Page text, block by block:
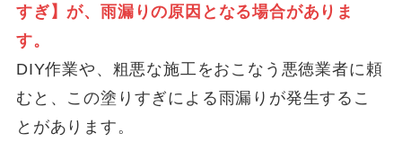
すぎ】が、雨漏りの原因となる場合がありま
す。
DIY作業や、粗悪な施工をおこなう悪徳業者に頼
むと、この塗りすぎによる雨漏りが発生するこ
とがあります。